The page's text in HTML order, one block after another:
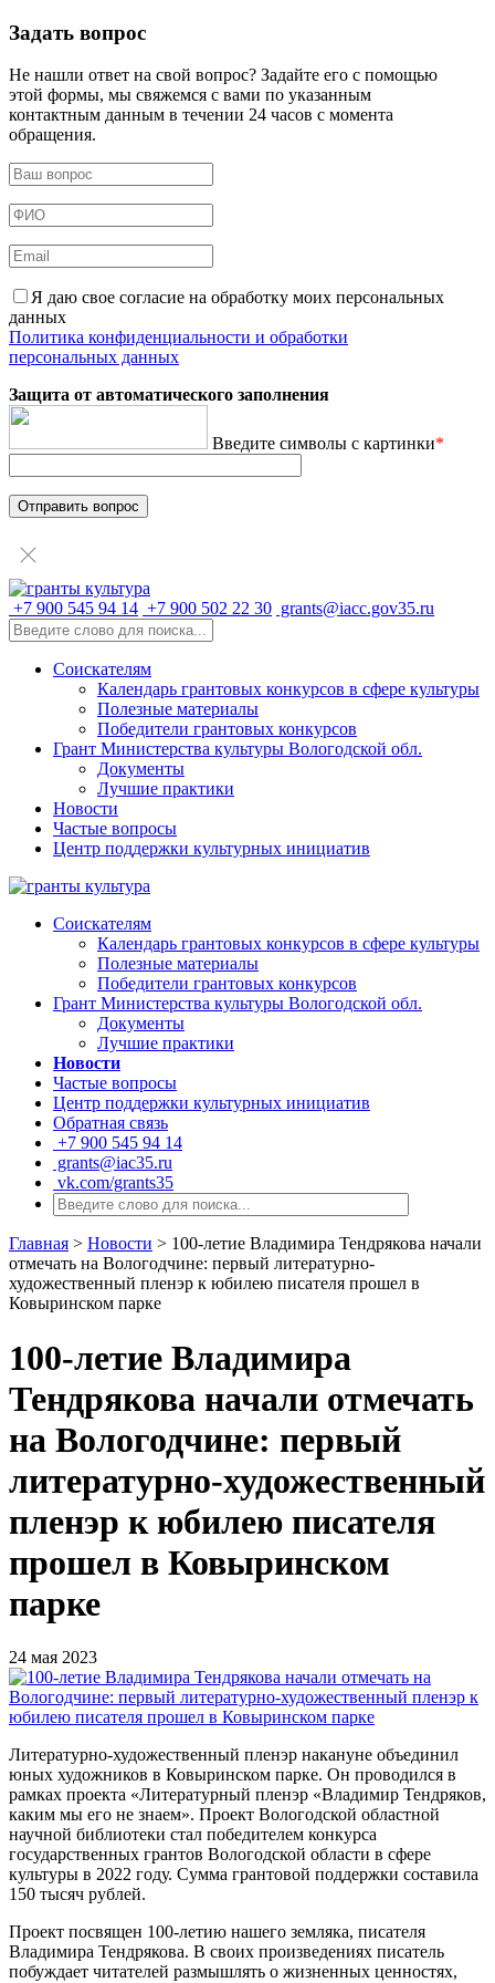
Задать вопрос
Не нашли ответ на свой вопрос? Задайте его с помощью
этой формы, мы свяжемся с вами по указанным
контактным данным в течении 24 часов с момента
обращения.
Я даю свое согласие на обработку моих персональных
данных
Политика конфиденциальности и обработки
персональных данных
Защита от автоматического заполнения
Введите символы с картинки*
+7 900 545 94 14 +7 900 502 22 30 grants@iacc.gov35.ru
Соискателям
Календарь грантовых конкурсов в сфере культуры
Полезные материалы
Победители грантовых конкурсов
Грант Министерства культуры Вологодской обл.
Документы
Лучшие практики
Новости
Частые вопросы
Центр поддержки культурных инициатив
Соискателям
Календарь грантовых конкурсов в сфере культуры
Полезные материалы
Победители грантовых конкурсов
Грант Министерства культуры Вологодской обл.
Документы
Лучшие практики
Новости
Частые вопросы
Центр поддержки культурных инициатив
Обратная связь
+7 900 545 94 14
grants@iac35.ru
vk.com/grants35
Главная > Новости > 100-летие Владимира Тендрякова начали
отмечать на Вологодчине: первый литературно-
художественный пленэр к юбилею писателя прошел в
Ковыринском парке
100-летие Владимира
Тендрякова начали отмечать
на Вологодчине: первый
литературно-художественный
пленэр к юбилею писателя
прошел в Ковыринском
парке
24 мая 2023
Литературно-художественный пленэр накануне объединил
юных художников в Ковыринском парке. Он проводился в
рамках проекта «Литературный пленэр «Владимир Тендряков,
каким мы его не знаем». Проект Вологодской областной
научной библиотеки стал победителем конкурса
государственных грантов Вологодской области в сфере
культуры в 2022 году. Сумма грантовой поддержки составила
150 тысяч рублей.
Проект посвящен 100-летию нашего земляка, писателя
Владимира Тендрякова. В своих произведениях писатель
побуждает читателей размышлять о жизненных ценностях,